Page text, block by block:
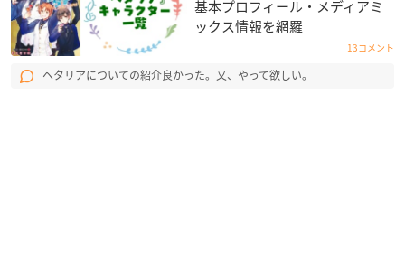
基本プロフィール・メディアミ
ックス情報を網羅
13コメント
ヘタリアについての紹介良かった。又、やって欲しい。